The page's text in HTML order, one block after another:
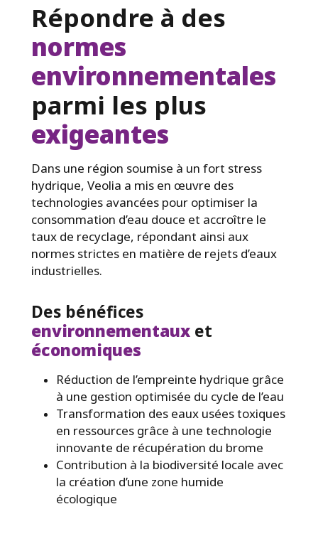
Répondre à des
normes
environnementales
parmi les plus
exigeantes
Dans une région soumise à un fort stress
hydrique, Veolia a mis en œuvre des
technologies avancées pour optimiser la
consommation d’eau douce et accroître le
taux de recyclage, répondant ainsi aux
normes strictes en matière de rejets d’eaux
industrielles.
Des bénéfices
environnementaux et
économiques
Réduction de l’empreinte hydrique grâce
à une gestion optimisée du cycle de l’eau
Transformation des eaux usées toxiques
en ressources grâce à une technologie
innovante de récupération du brome
Contribution à la biodiversité locale avec
la création d’une zone humide
écologique